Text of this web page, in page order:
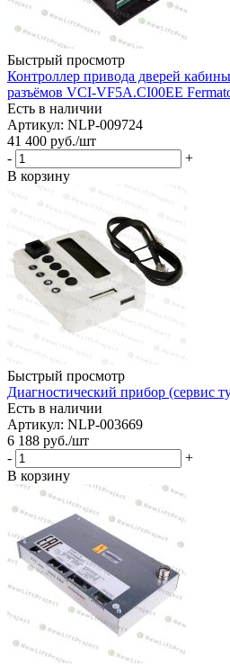
Быстрый просмотр
Контроллер привода дверей
разъёмов VCI-VF5A.CI00EE
Есть в наличии
Артикул: NLP-009724
41 400 руб./шт
-
+
В корзину
Быстрый просмотр
Диагностический прибор (сервис
Есть в наличии
Артикул: NLP-003669
6 188 руб./шт
-
+
В корзину